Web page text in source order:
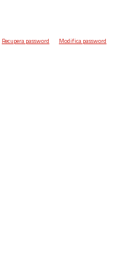
Recupera password Modifica password